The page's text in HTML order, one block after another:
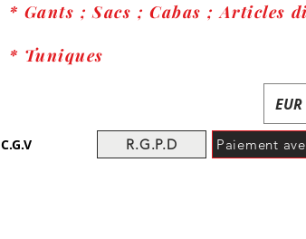
* Gants ; Sacs ; Cabas ; Articles
* Tuniques
C.G.V R.G.P.D Paiement